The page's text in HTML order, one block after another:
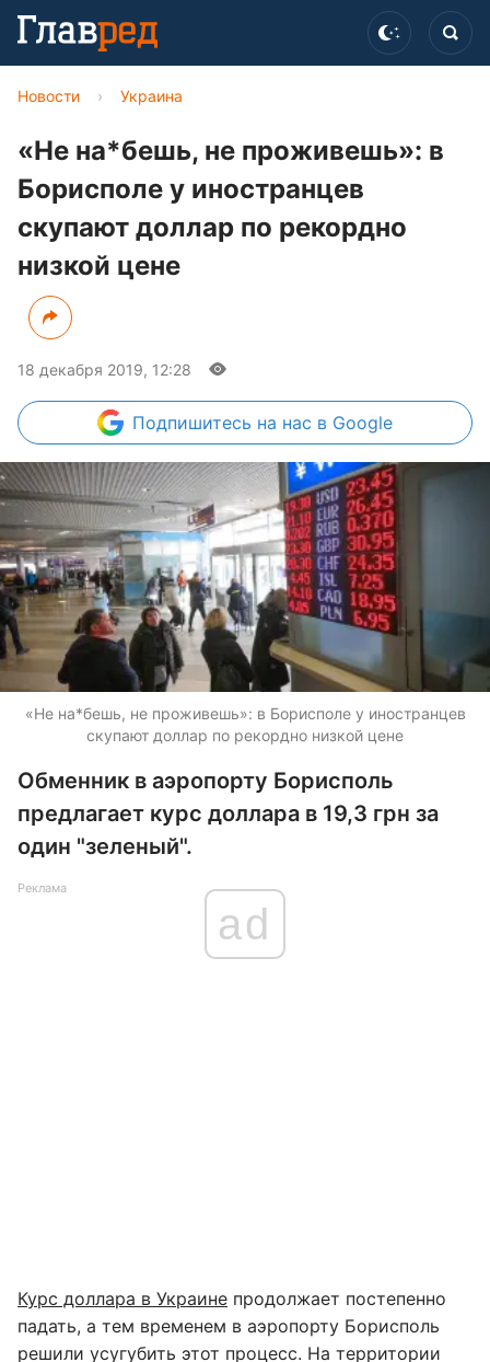
Новости › Украина
«Не на*бешь, не проживешь»: в
Борисполе у иностранцев
скупают доллар по рекордно
низкой цене
18 декабря 2019, 12:28
Подпишитесь на нас в Google
«Не на*бешь, не проживешь»: в Борисполе у иностранцев
скупают доллар по рекордно низкой цене
Обменник в аэропорту Борисполь
предлагает курс доллара в 19,3 грн за
один "зеленый".
Реклама
ad
Курс доллара в Украине продолжает постепенно
падать, а тем временем в аэропорту Борисполь
решили усугубить этот процесс. На территории